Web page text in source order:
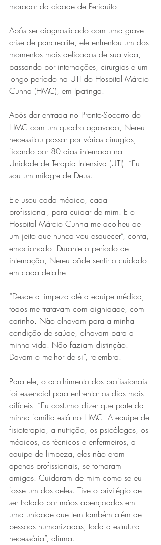
morador da cidade de Periquito.
Após ser diagnosticado com uma grave
crise de pancreatite, ele enfrentou um dos
momentos mais delicados de sua vida,
passando por internações, cirurgias e um
longo período na UTI do Hospital Márcio
Cunha (HMC), em Ipatinga.
Após dar entrada no Pronto-Socorro do
HMC com um quadro agravado, Nereu
necessitou passar por várias cirurgias,
ficando por 80 dias internado na
Unidade de Terapia Intensiva (UTI). “Eu
sou um milagre de Deus.
Ele usou cada médico, cada
profissional, para cuidar de mim. E o
Hospital Márcio Cunha me acolheu de
um jeito que nunca vou esquecer”, conta,
emocionado. Durante o período de
internação, Nereu pôde sentir o cuidado
em cada detalhe.
“Desde a limpeza até a equipe médica,
todos me tratavam com dignidade, com
carinho. Não olhavam para a minha
condição de saúde, olhavam para a
minha vida. Não faziam distinção.
Davam o melhor de si”, relembra.
Para ele, o acolhimento dos profissionais
foi essencial para enfrentar os dias mais
difíceis. “Eu costumo dizer que parte da
minha família está no HMC. A equipe de
fisioterapia, a nutrição, os psicólogos, os
médicos, os técnicos e enfermeiros, a
equipe de limpeza, eles não eram
apenas profissionais, se tornaram
amigos. Cuidaram de mim como se eu
fosse um dos deles. Tive o privilégio de
ser tratado por mãos abençoadas em
uma unidade que tem também além de
pessoas humanizadas, toda a estrutura
necessária”, afirma.